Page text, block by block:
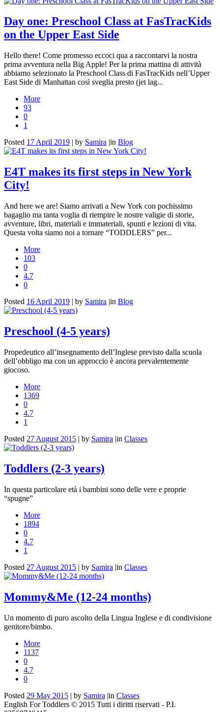
Day one: Preschool Class at FasTracKids
on the Upper East Side
Hello there! Come promesso eccoci qua a raccontarvi la nostra
prima avventura nella Big Apple! Per la prima mattina di attività
abbiamo selezionato la Preschool Class di FasTracKids nell’Upper
East Side di Manhattan così sveglia presto (jet lag...
More
93
0
1
Posted 17 April 2019 | by Samira |in Blog
E4T makes its first steps in New York
City!
And here we are! Siamo arrivati a New York con pochissimo
bagaglio ma tanta voglia di riempire le nostre valigie di storie,
avventure, libri, materiali e immateriali, spunti e lezioni di vita.
Questa volta siamo noi a tornare “TODDLERS” per...
More
103
0
4.7
0
Posted 16 April 2019 | by Samira |in Blog
Preschool (4-5 years)
Propedeutico all’insegnamento dell’Inglese previsto dalla scuola
dell’obbligo ma con un approccio è ancora prevalentemente
giocoso.
More
1369
0
4.7
1
Posted 27 August 2015 | by Samira |in Classes
Toddlers (2-3 years)
In questa particolare età i bambini sono delle vere e proprie
“spugne”
More
1894
0
4.7
1
Posted 27 August 2015 | by Samira |in Classes
Mommy&Me (12-24 months)
Un momento di puro ascolto della Lingua Inglese e di condivisione
genitore/bimbo.
More
1137
0
4.7
0
Posted 29 May 2015 | by Samira |in Classes
English For Toddlers © 2015 Tutti i diritti riservati - P.I.